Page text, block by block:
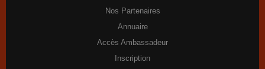
Nos Partenaires
Annuaire
Accès Ambassadeur
Inscription